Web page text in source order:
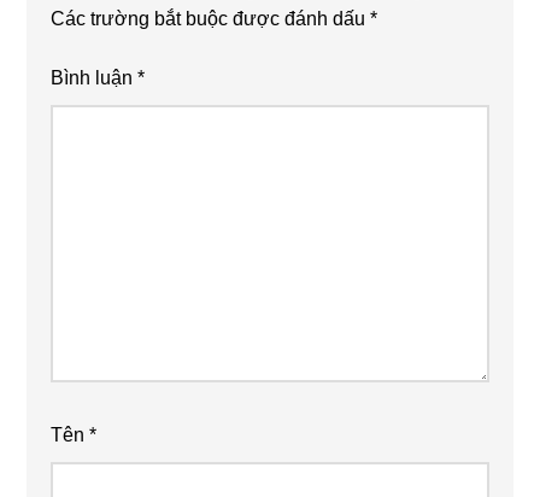
Các trường bắt buộc được đánh dấu*
Bình luận*
Tên*